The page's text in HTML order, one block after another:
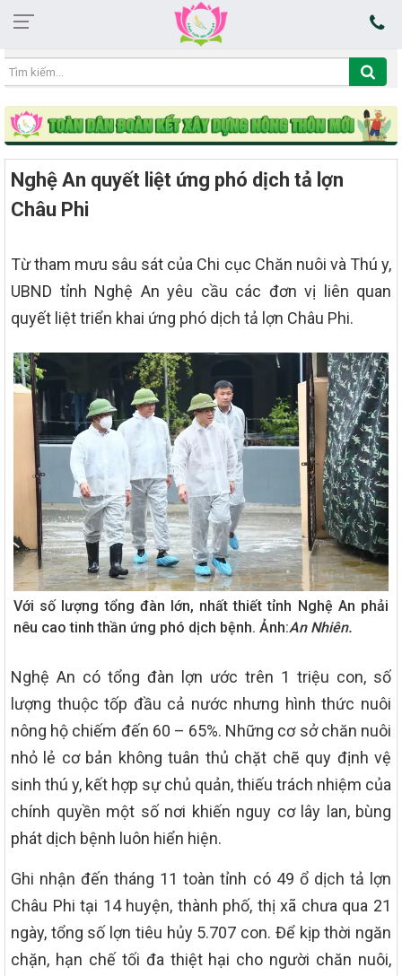
10:04:01 08/08/2026
Nghệ An quyết liệt ứng phó dịch tả lợn
Châu Phi
Từ tham mưu sâu sát của Chi cục Chăn nuôi và Thú y,
UBND tỉnh Nghệ An yêu cầu các đơn vị liên quan
quyết liệt triển khai ứng phó dịch tả lợn Châu Phi.
Với số lượng tổng đàn lớn, nhất thiết tỉnh Nghệ An phải
nêu cao tinh thần ứng phó dịch bệnh. Ảnh:An Nhiên.
Nghệ An có tổng đàn lợn ước trên 1 triệu con, số
lượng thuộc tốp đầu cả nước nhưng hình thức nuôi
nông hộ chiếm đến 60 – 65%. Những cơ sở chăn nuôi
nhỏ lẻ cơ bản không tuân thủ chặt chẽ quy định vệ
sinh thú y, kết hợp sự chủ quản, thiếu trách nhiệm của
chính quyền một số nơi khiến nguy cơ lây lan, bùng
phát dịch bệnh luôn hiển hiện.
Ghi nhận đến tháng 11 toàn tỉnh có 49 ổ dịch tả lợn
Châu Phi tại 14 huyện, thành phố, thị xã chưa qua 21
ngày, tổng số lợn tiêu hủy 5.707 con. Để kịp thời ngăn
chặn, hạn chế tối đa thiệt hại cho người chăn nuôi,